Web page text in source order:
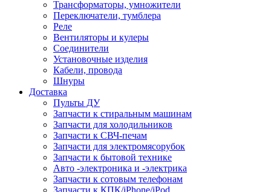
Трансформаторы, умножители
Переключатели, тумблера
Реле
Вентиляторы и кулеры
Соединители
Установочные изделия
Кабели, провода
Шнуры
Доставка
Пульты ДУ
Запчасти к стиральным машинам
Запчасти для холодильников
Запчасти к СВЧ-печам
Запчасти для электромясорубок
Запчасти к бытовой технике
Авто -электроника и -электрика
Запчасти к сотовым телефонам
Запчасти к КПК/iPhone/iPod